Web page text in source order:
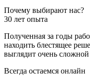
Почему выбирают нас?
30 лет опыта
Полученная за годы
находить блестящее
выглядит очень сложной
Всегда остаемся онлайн